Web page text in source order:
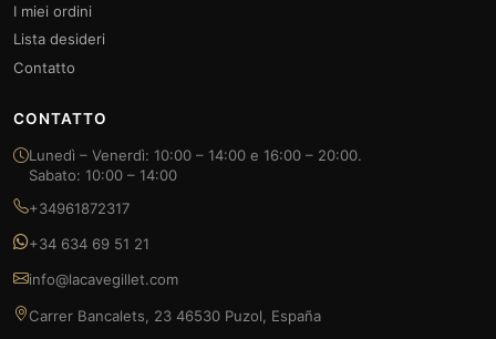
I miei ordini
Lista desideri
Contatto
CONTATTO
Lunedì – Venerdì: 10:00 – 14:00 e 16:00 – 20:00.
Sabato: 10:00 – 14:00
+34961872317
+34 634 69 51 21
info@lacavegillet.com
Carrer Bancalets, 23 46530 Puzol, España